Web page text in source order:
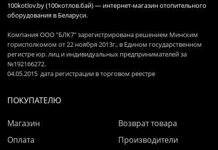
100kotlov.by (100котлов.бай) — интернет-магазин отопительного
оборудования в Беларуси.
Компания ООО "БЛК7" зарегистрирована решением Минским
горисполкомом от 22 ноября 2013г., в Едином государственном
регистре юр. лиц и индивидуальных предпринимателей за
№192166272.
04.05.2015 дата регистрации в торговом реестре
ПОКУПАТЕЛЮ
Магазин
Оплата
Возврат товара
Производители